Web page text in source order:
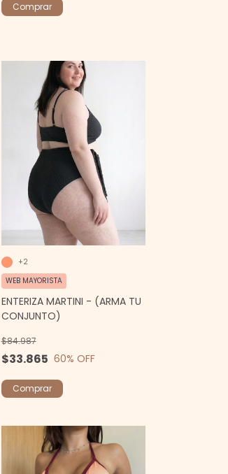
Comprar
ENTERIZA MARTINI - (ARMA TU
CONJUNTO)
$33.865
$84.987
60% OFF
WEB MAYORISTA
+2
Comprar